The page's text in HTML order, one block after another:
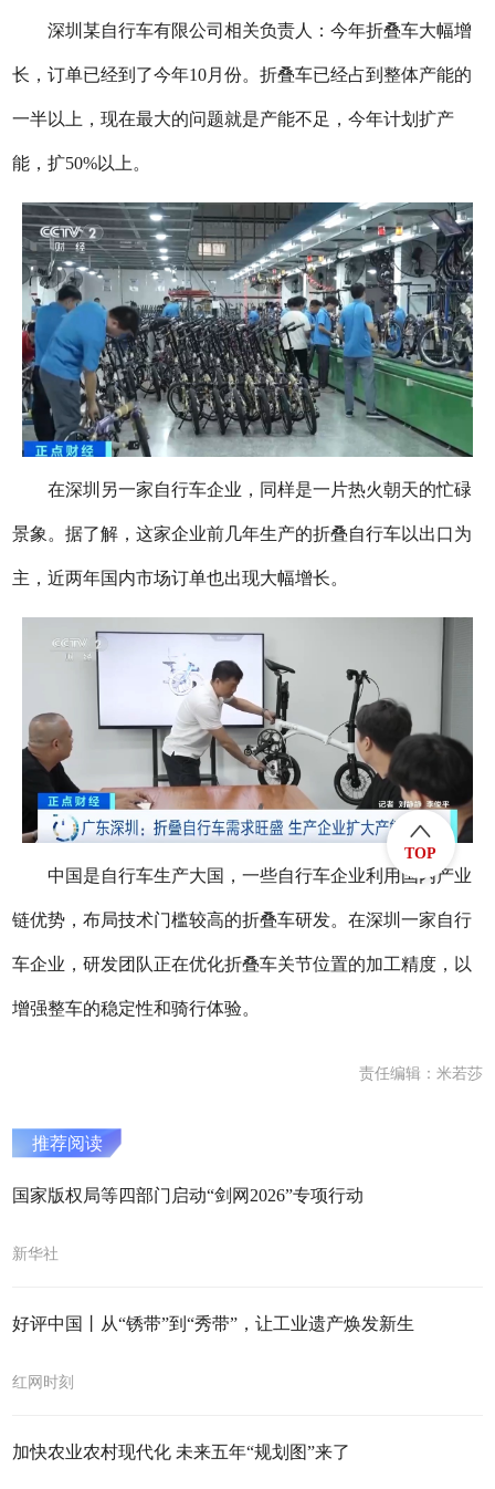
深圳某自行车有限公司相关负责人：今年折叠车大幅增
长，订单已经到了今年10月份。折叠车已经占到整体产能的
一半以上，现在最大的问题就是产能不足，今年计划扩产
能，扩50%以上。
在深圳另一家自行车企业，同样是一片热火朝天的忙碌
景象。据了解，这家企业前几年生产的折叠自行车以出口为
主，近两年国内市场订单也出现大幅增长。
中国是自行车生产大国，一些自行车企业利用国内产业
链优势，布局技术门槛较高的折叠车研发。在深圳一家自行
车企业，研发团队正在优化折叠车关节位置的加工精度，以
增强整车的稳定性和骑行体验。
责任编辑：米若莎
推荐阅读
国家版权局等四部门启动“剑网2026”专项行动
新华社
好评中国丨从“锈带”到“秀带”，让工业遗产焕发新生
红网时刻
加快农业农村现代化 未来五年“规划图”来了
TOP